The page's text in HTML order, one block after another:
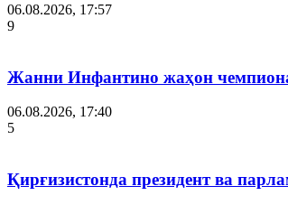
06.08.2026, 17:57
9
Жанни Инфантино жаҳон
06.08.2026, 17:40
5
Қирғизистонда президент ва